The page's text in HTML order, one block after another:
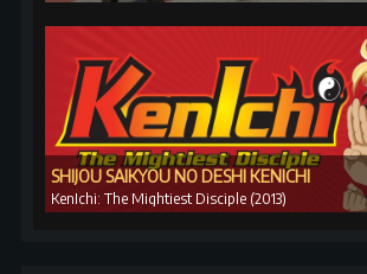
SHIJOU SAIKYOU NO DESHI KENICHI
KenIchi: The Mightiest Disciple (2013)